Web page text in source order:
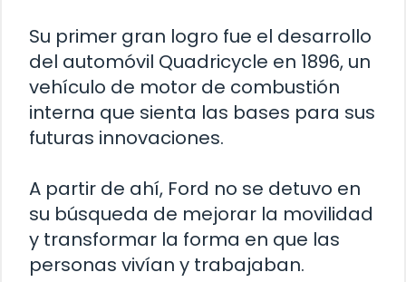
Su primer gran logro fue el desarrollo
del automóvil Quadricycle en 1896, un
vehículo de motor de combustión
interna que sienta las bases para sus
futuras innovaciones.
A partir de ahí, Ford no se detuvo en
su búsqueda de mejorar la movilidad
y transformar la forma en que las
personas vivían y trabajaban.